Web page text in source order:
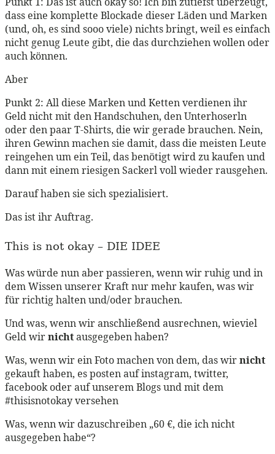
dass eine komplette Blockade dieser Läden und Marken
(und, oh, es sind sooo viele) nichts bringt, weil es einfach
nicht genug Leute gibt, die das durchziehen wollen oder
auch können.
Aber
Punkt 2: All diese Marken und Ketten verdienen ihr
Geld nicht mit den Handschuhen, den Unterhoserln
oder den paar T-Shirts, die wir gerade brauchen. Nein,
ihren Gewinn machen sie damit, dass die meisten Leute
reingehen um ein Teil, das benötigt wird zu kaufen und
dann mit einem riesigen Sackerl voll wieder rausgehen.
Darauf haben sie sich spezialisiert.
Das ist ihr Auftrag.
This is not okay – DIE IDEE
Was würde nun aber passieren, wenn wir ruhig und in
dem Wissen unserer Kraft nur mehr kaufen, was wir
für richtig halten und/oder brauchen.
Und was, wenn wir anschließend ausrechnen, wieviel
Geld wirnichtausgegeben haben?
Was, wenn wir ein Foto machen von dem, das wirnicht
gekauft haben, es posten auf instagram, twitter,
facebook oder auf unserem Blogs und mit dem
#thisisnotokay versehen
Was, wenn wir dazuschreiben „60 €, die ich nicht
ausgegeben habe“?